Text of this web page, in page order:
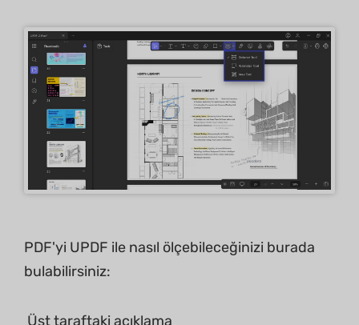
PDF'yi UPDF ile nasıl ölçebileceğinizi burada
bulabilirsiniz:
Üst taraftaki açıklama